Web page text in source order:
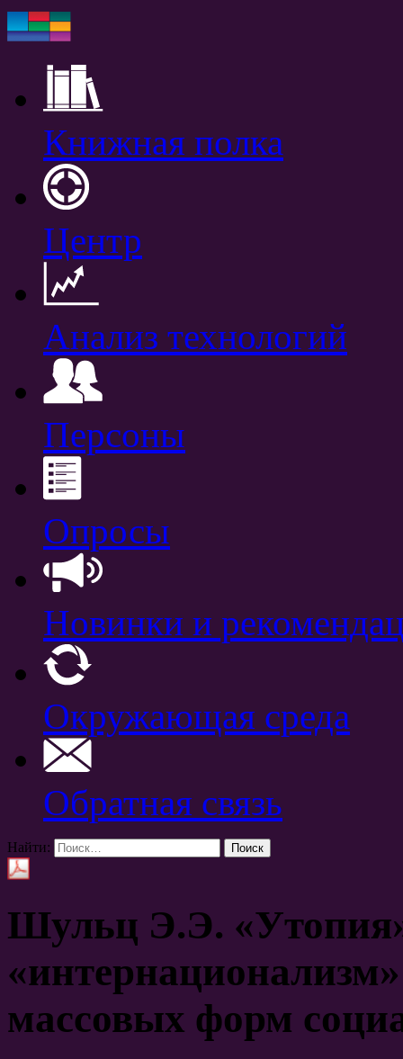
Книжная полка
Центр
Анализ технологий
Персоны
Опросы
Новинки и
Окружающая среда
Обратная связь
Найти:
Шульц Э.Э.
массовых форм